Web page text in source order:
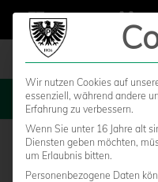
Wir nutzen Cookies auf
essenziell, während andere
Erfahrung zu verbessern.
Wenn Sie unter 16 Jahre alt
Diensten geben möchten,
um Erlaubnis bitten.
Personenbezogene Daten